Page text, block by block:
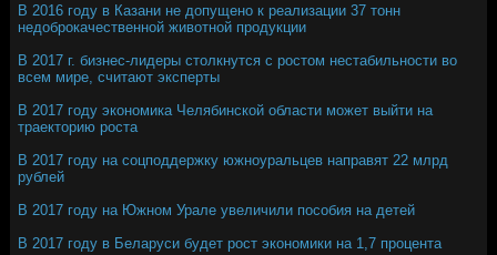
В 2016 году в Казани не допущено к реализации 37 тонн
недоброкачественной животной продукции
В 2017 г. бизнес-лидеры столкнутся с ростом нестабильности во
всем мире, считают эксперты
В 2017 году экономика Челябинской области может выйти на
траекторию роста
В 2017 году на соцподдержку южноуральцев направят 22 млрд
рублей
В 2017 году на Южном Урале увеличили пособия на детей
В 2017 году в Беларуси будет рост экономики на 1,7 процента